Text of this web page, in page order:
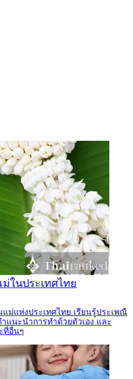
ในประเทศไทย
ม่แห่งประเทศไทย เรียนรู้ประเพณี
แนะนำการทำด้วยตัวเอง และ
ที่อื่นๆ